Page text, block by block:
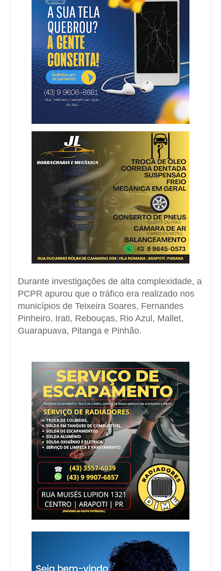
Durante investigações de alta complexidade, a
PCPR apurou que o tráfico era realizado nos
municípios de Teixeira Soares, Fernandes
Pinheiro, Irati, Rebouças, Rio Azul, Mallet,
Guarapuava, Pitanga e Pinhão.